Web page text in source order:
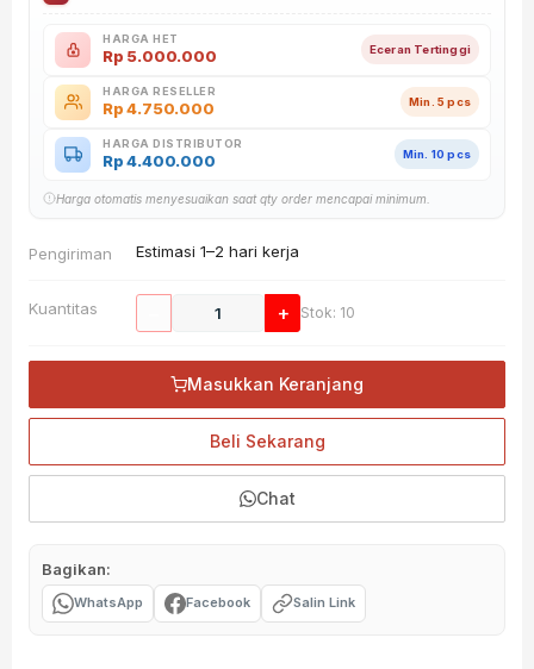
HARGA HET
Rp 5.000.000 Eceran Tertinggi
HARGA RESELLER
Rp4.750.000 Min. 5 pcs
HARGA DISTRIBUTOR
Rp4.400.000 Min. 10 pcs
Harga otomatis menyesuaikan saat qty order mencapai minimum.
Pengiriman Estimasi 1–2 hari kerja
Kuantitas + Stok: 10
Masukkan Keranjang
Beli Sekarang
Chat
Bagikan:
WhatsApp Facebook Salin Link